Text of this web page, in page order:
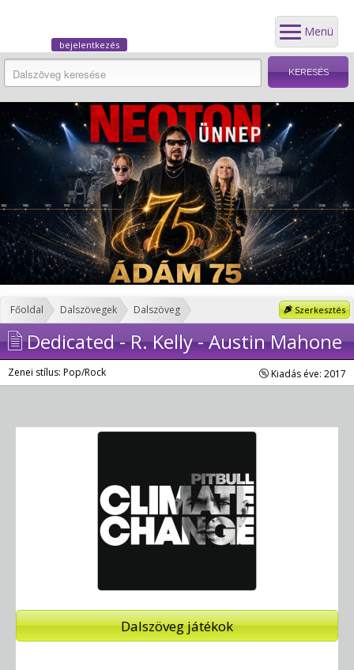
Menü
bejelentkezés
Szerkesztés
Főoldal Dalszövegek Dalszöveg
Dedicated - R. Kelly - Austin Mahone
Zenei stílus: Pop/Rock Kiadás éve: 2017
Dalszöveg játékok